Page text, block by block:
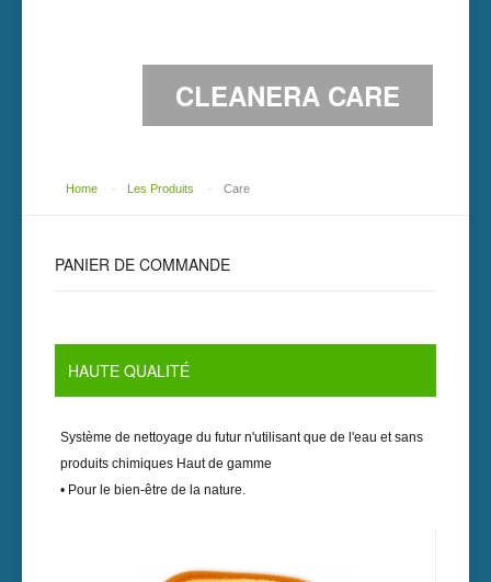
CLEANERA CARE
Home - Les Produits - Care
PANIER DE COMMANDE
HAUTE QUALITÉ
Système de nettoyage du futur n'utilisant que de l'eau et sans
produits chimiques Haut de gamme
• Pour le bien-être de la nature.